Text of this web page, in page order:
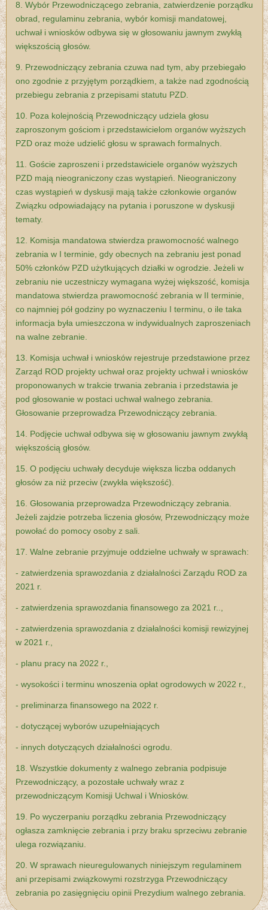
8. Wybór Przewodniczącego zebrania, zatwierdzenie porządku
obrad, regulaminu zebrania, wybór komisji mandatowej,
uchwał i wniosków odbywa się w głosowaniu jawnym zwykłą
większością głosów.
9. Przewodniczący zebrania czuwa nad tym, aby przebiegało
ono zgodnie z przyjętym porządkiem, a także nad zgodnością
przebiegu zebrania z przepisami statutu PZD.
10. Poza kolejnością Przewodniczący udziela głosu
zaproszonym gościom i przedstawicielom organów wyższych
PZD oraz może udzielić głosu w sprawachformalnych.
11. Goście zaproszeni i przedstawiciele organów wyższych
PZD mają nieograniczony czas wystąpień. Nieograniczony
czas wystąpień w dyskusji mają także członkowie organów
Związku odpowiadający na pytania i poruszone w dyskusji
tematy.
12. Komisja mandatowa stwierdza prawomocność walnego
zebrania w I terminie, gdy obecnych na zebraniu jest ponad
50% członków PZD użytkujących działki w ogrodzie. Jeżeli w
zebraniu nie uczestniczy wymagana wyżej większość, komisja
mandatowa stwierdza prawomocność zebrania w II terminie,
co najmniej pół godziny po wyznaczeniu I terminu, o ile taka
informacja była umieszczona w indywidualnych zaproszeniach
na walne zebranie.
13. Komisja uchwał i wniosków rejestruje przedstawione przez
Zarząd ROD projekty uchwał oraz projekty uchwał i wniosków
proponowanych w trakcie trwania zebrania i przedstawia je
pod głosowanie w postaci uchwał walnego zebrania.
Głosowanie przeprowadza Przewodniczący zebrania.
14. Podjęcie uchwał odbywa się w głosowaniu jawnym zwykłą
większością głosów.
15. O podjęciu uchwały decyduje większa liczba oddanych
głosów za niż przeciw (zwykła większość).
16. Głosowania przeprowadza Przewodniczący zebrania.
Jeżeli zajdzie potrzeba liczenia głosów, Przewodniczący może
powołać do pomocy osoby z sali.
17. Walne zebranie przyjmuje oddzielne uchwały w sprawach:
- zatwierdzenia sprawozdania z działalności Zarządu ROD za
2021 r.
- zatwierdzenia sprawozdania finansowego za 2021 r..,
- zatwierdzenia sprawozdania z działalności komisji rewizyjnej
w 2021 r.,
- planu pracy na 2022 r.,
- wysokości i terminu wnoszenia opłat ogrodowych w 2022 r.,
- preliminarza finansowego na 2022 r.
- dotyczącej wyborów uzupełniających
- innych dotyczących działalności ogrodu.
18. Wszystkie dokumenty z walnego zebrania podpisuje
Przewodniczący, a pozostałe uchwały wraz z
przewodniczącym Komisji Uchwal i Wniosków.
19. Po wyczerpaniu porządku zebrania Przewodniczący
ogłasza zamknięcie zebrania i przy braku sprzeciwu zebranie
ulega rozwiązaniu.
20. W sprawach nieuregulowanych niniejszym regulaminem
ani przepisami związkowymi rozstrzyga Przewodniczący
zebrania po zasięgnięciu opinii Prezydium walnego zebrania.